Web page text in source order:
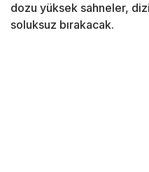
dozu yüksek sahneler,
soluksuz bırakacak.